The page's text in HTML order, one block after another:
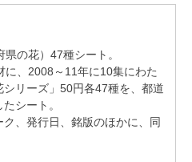
の花）47種シート。
、2008～11年に10集にわた
リーズ」50円各47種を、都道
シート。
、発行日、銘版のほかに、同